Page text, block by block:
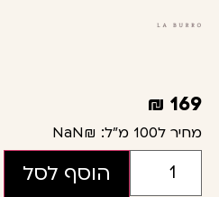
169
₪
מחיר ל100 מ"ל: ₪NaN
הוסף לסל